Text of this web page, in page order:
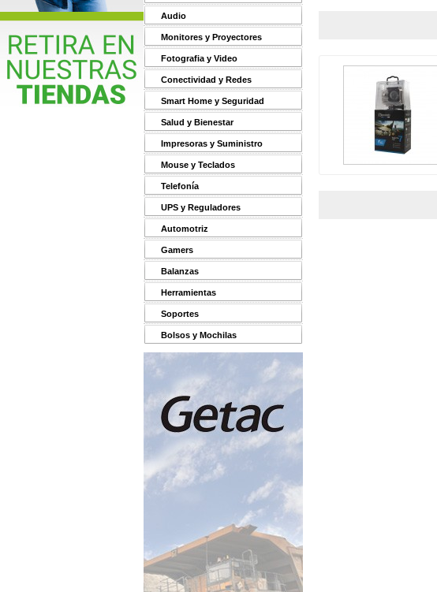
Audio
Monitores y Proyectores
Fotografia y Video
Conectividad y Redes
Smart Home y Seguridad
Salud y Bienestar
Impresoras y Suministro
Mouse y Teclados
Telefonía
UPS y Reguladores
Automotriz
Gamers
Balanzas
Herramientas
Soportes
Bolsos y Mochilas